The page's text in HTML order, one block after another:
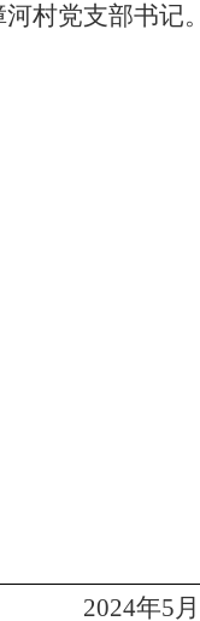
村党支部书记。
2024年5月